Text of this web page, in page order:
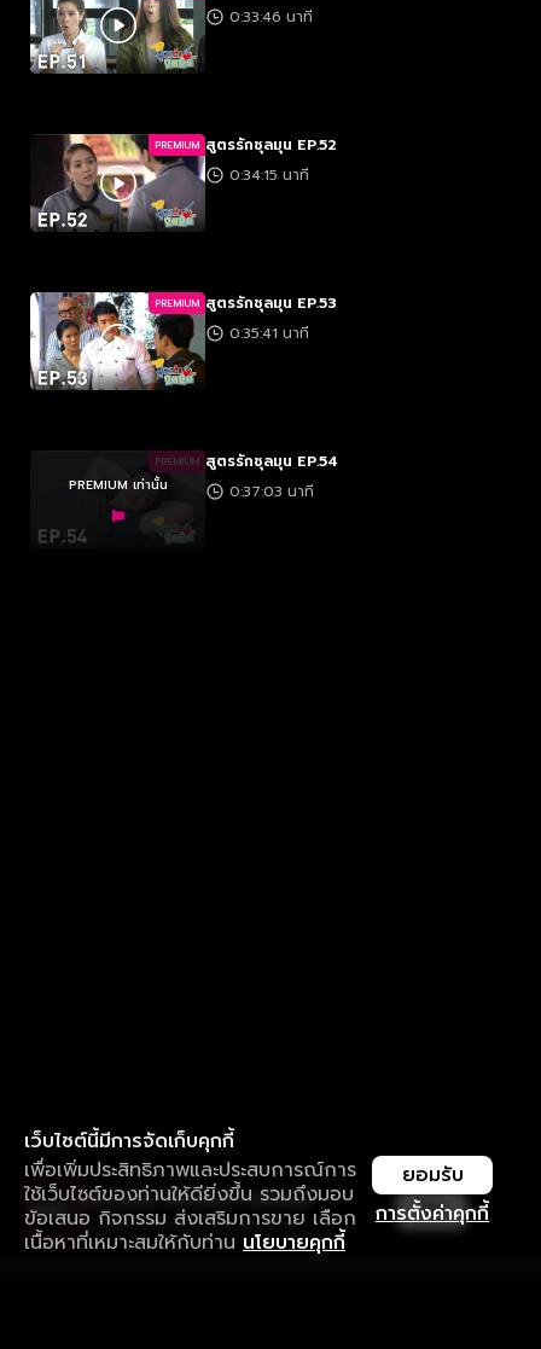
0:33:46 นาที
PREMIUM สูตรรักชุลมุน EP.52
0:34:15 นาที
PREMIUM สูตรรักชุลมุน EP.53
0:35:41 นาที
PREMIUM
PREMIUM เท่านั้น
สูตรรักชุลมุน EP.54
0:37:03 นาที
เว็บไซต์นี้มีการจัดเก็บคุกกี้
เพื่อเพิ่มประสิทธิภาพและประสบการณ์การ
ใช้เว็บไซต์ของท่านให้ดียิ่งขึ้น รวมถึงมอบ
ข้อเสนอ กิจกรรม ส่งเสริมการขาย เลือก
เนื้อหาที่เหมาะสมให้กับท่าน นโยบายคุกกี้
การตั้งค่าคุกกี้
ยอมรับ
ใช้งานแอป ลื่นไหลกว่า ไม่มีสะดุด
ดาวน์โหลดแอปเพื่อการรับชมที่ดีกว่า เปิด